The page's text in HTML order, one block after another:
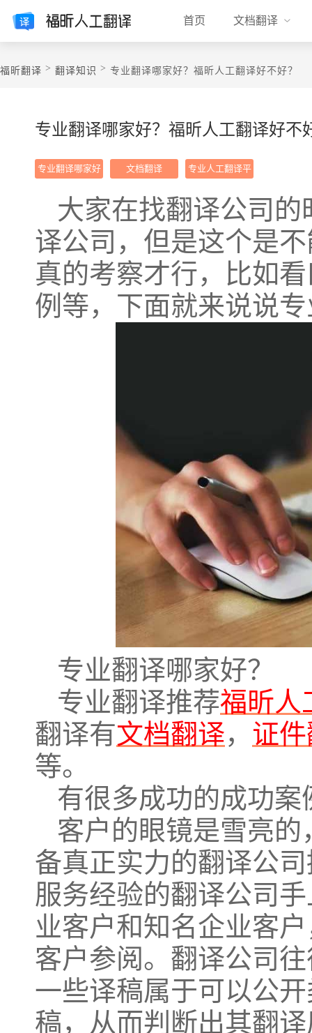
首页 文档翻译
福昕翻译 > 翻译知识 > ​专业翻译哪家好？福昕人工翻译好不好？
专业翻译哪家好？福昕人工翻译好不
专业翻译哪家好 文档翻译
专业人工翻译平
大家在找翻译公司
译公司，但是这个是
真的考察才行，比如
例等，下面就来说说
专业翻译哪家好？
专业翻译推荐福昕人
翻译有文档翻译， 证
等。
有很多成功的成功案
客户的眼镜是雪亮
备真正实力的翻译公
服务经验的翻译公司
业客户和知名企业客
客户参阅。翻译公司
一些译稿属于可以公
稿，从而判断出其翻